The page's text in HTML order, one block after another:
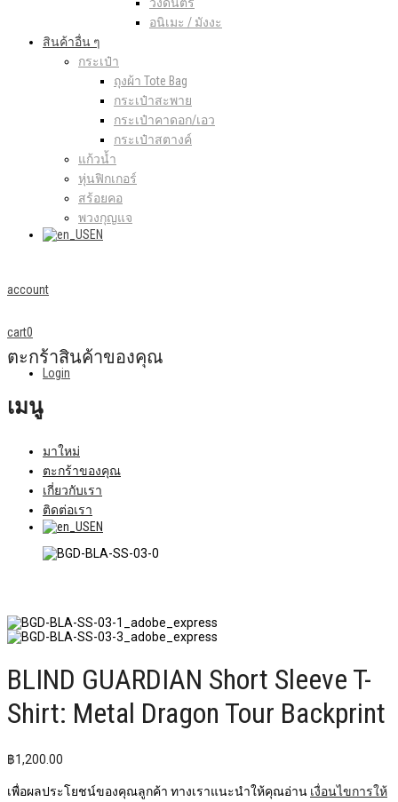
อนิเมะ / มังงะ
สินค้าอื่น ๆ
กระเป๋า
ถุงผ้า Tote Bag
กระเป๋าสะพาย
กระเป๋าคาดอก/เอว
กระเป๋าสตางค์
แก้วน้ำ
หุ่นฟิกเกอร์
สร้อยคอ
พวงกุญแจ
EN
account
Login
cart0
ตะกร้าสินค้าของคุณ
เมนู
มาใหม่
ตะกร้าของคุณ
เกี่ยวกับเรา
ติดต่อเรา
EN
BLIND GUARDIAN Short Sleeve T-
Shirt: Metal Dragon Tour Backprint
฿1,200.00
เพื่อผลประโยชน์ของคุณลูกค้า ทางเราแนะนำให้คุณอ่าน เงื่อนไขการให้